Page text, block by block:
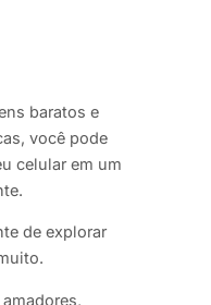
baratos e
você pode
celular em um
de explorar